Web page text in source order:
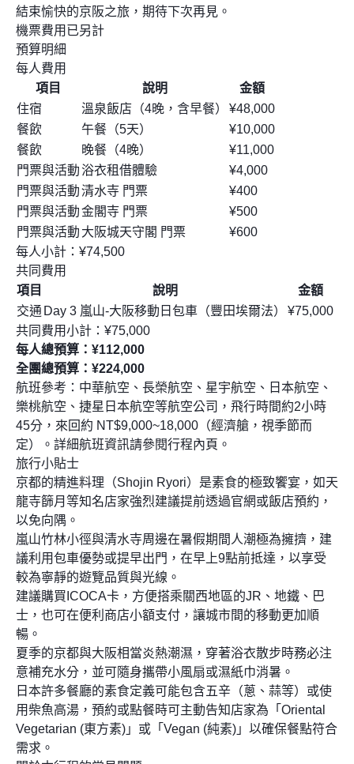
結束愉快的京阪之旅，期待下次再見。
機票費用已另計
預算明細
每人費用
項目
說明
金額
住宿
溫泉飯店（4晚，含早餐）
¥48,000
餐飲
午餐（5天）
¥10,000
餐飲
晚餐（4晚）
¥11,000
門票與活動 浴衣租借體驗
¥4,000
門票與活動清水寺 門票
¥400
門票與活動金閣寺 門票
¥500
門票與活動 大阪城天守閣 門票
¥600
每人小計：¥74,500
共同費用
項目
說明
金額
交通 Day 3 嵐山-大阪移動日包車（豐田埃爾法）
¥75,000
共同費用小計：¥75,000
每人總預算：¥112,000
全團總預算：¥224,000
航班參考：中華航空、長榮航空、星宇航空、日本航空、
樂桃航空、捷星日本航空等航空公司，飛行時間約2小時
45分，來回約 NT$9,000~18,000（經濟艙，視季節而
定）。詳細航班資訊請參閱行程內頁。
旅行小貼士
京都的精進料理（Shojin Ryori）是素食的極致饗宴，如天
龍寺篩月等知名店家強烈建議提前透過官網或飯店預約，
以免向隅。
嵐山竹林小徑與清水寺周邊在暑假期間人潮極為擁擠，建
議利用包車優勢或提早出門，在早上9點前抵達，以享受
較為寧靜的遊覽品質與光線。
建議購買ICOCA卡，方便搭乘關西地區的JR、地鐵、巴
士，也可在便利商店小額支付，讓城市間的移動更加順
暢。
夏季的京都與大阪相當炎熱潮濕，穿著浴衣散步時務必注
意補充水分，並可隨身攜帶小風扇或濕紙巾消暑。
日本許多餐廳的素食定義可能包含五辛（蔥、蒜等）或使
用柴魚高湯，預約或點餐時可主動告知店家為「Oriental
Vegetarian (東方素)」或「Vegan (純素)」以確保餐點符合
需求。